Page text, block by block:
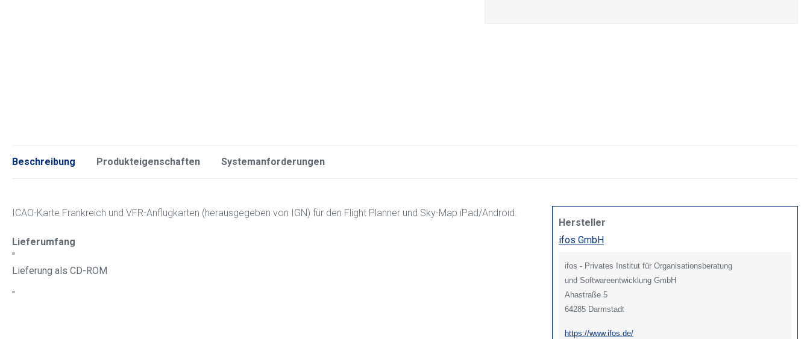
Beschreibung Produkteigenschaften Systemanforderungen
ICAO-Karte Frankreich und VFR-Anflugkarten (herausgegeben von IGN) für den Flight Planner und Sky-Map iPad/Android.
Lieferumfang
"
Lieferung als CD-ROM
"
Hersteller
ifos GmbH
ifos - Privates Institut für Organisationsberatung
und Softwareentwicklung GmbH
Ahastraße 5
64285 Darmstadt
https://www.ifos.de/